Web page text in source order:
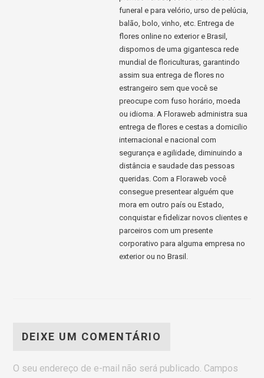
funeral e para velório, urso de pelúcia,
balão, bolo, vinho, etc. Entrega de
flores online no exterior e Brasil,
dispomos de uma gigantesca rede
mundial de floriculturas, garantindo
assim sua entrega de flores no
estrangeiro sem que você se
preocupe com fuso horário, moeda
ou idioma. A Floraweb administra sua
entrega de flores e cestas a domicilio
internacional e nacional com
segurança e agilidade, diminuindo a
distância e saudade das pessoas
queridas. Com a Floraweb você
consegue presentear alguém que
mora em outro país ou Estado,
conquistar e fidelizar novos clientes e
parceiros com um presente
corporativo para alguma empresa no
exterior ou no Brasil.
DEIXE UM COMENTÁRIO
O seu endereço de e-mail não será publicado. Campos